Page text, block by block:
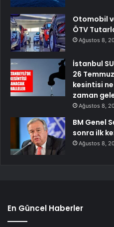
Otomobil
ÖTV
Ağustos 8,
İstanbul
26
kesintisi
zaman
Ağustos 8,
BM Genel
sonra ilk
Ağustos 8,
En Güncel Haberler